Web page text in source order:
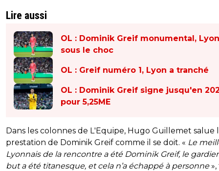
Lire aussi
OL : Dominik Greif monumental, Lyon
sous le choc
OL : Greif numéro 1, Lyon a tranché
OL : Dominik Greif signe jusqu'en
pour 5,25ME
Dans les colonnes de L'Equipe, Hugo Guillemet salue
prestation de Dominik Greif comme il se doit. « Le
Lyonnais de la rencontre a été Dominik Greif, le
but a été titanesque, et cela n’a échappé à personne